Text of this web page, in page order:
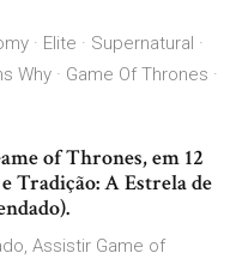
· Elite · Supernatural ·
Why · Game Of Thrones ·
of Thrones, em 12
Tradição: A Estrela de
Assistir Game of